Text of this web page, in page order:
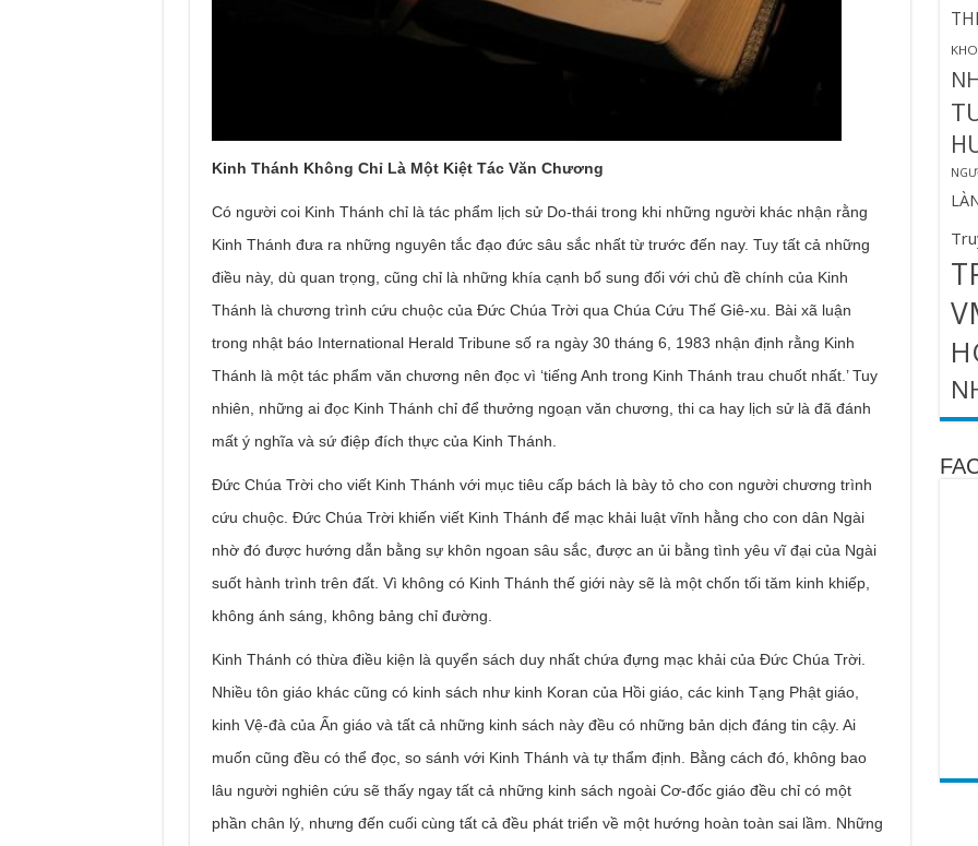
Kinh Thánh Không Chỉ Là Một Kiệt Tác Văn Chương
Có người coi Kinh Thánh chỉ là tác phẩm lịch sử Do-thái trong khi những người khác nhận rằng
Kinh Thánh đưa ra những nguyên tắc đạo đức sâu sắc nhất từ trước đến nay. Tuy tất cả những
điều này, dù quan trọng, cũng chỉ là những khía cạnh bổ sung đối với chủ đề chính của Kinh
Thánh là chương trình cứu chuộc của Ðức Chúa Trời qua Chúa Cứu Thế Giê-xu. Bài xã luận
trong nhật báo International Herald Tribune số ra ngày 30 tháng 6, 1983 nhận định rằng Kinh
Thánh là một tác phẩm văn chương nên đọc vì ‘tiếng Anh trong Kinh Thánh trau chuốt nhất.’ Tuy
nhiên, những ai đọc Kinh Thánh chỉ để thưởng ngoạn văn chương, thi ca hay lịch sử là đã đánh
mất ý nghĩa và sứ điệp đích thực của Kinh Thánh.
Ðức Chúa Trời cho viết Kinh Thánh với mục tiêu cấp bách là bày tỏ cho con người chương trình
cứu chuộc. Ðức Chúa Trời khiến viết Kinh Thánh để mạc khải luật vĩnh hằng cho con dân Ngài
nhờ đó được hướng dẫn bằng sự khôn ngoan sâu sắc, được an ủi bằng tình yêu vĩ đại của Ngài
suốt hành trình trên đất. Vì không có Kinh Thánh thế giới này sẽ là một chốn tối tăm kinh khiếp,
không ánh sáng, không bảng chỉ đường.
Kinh Thánh có thừa điều kiện là quyển sách duy nhất chứa đựng mạc khải của Ðức Chúa Trời.
Nhiều tôn giáo khác cũng có kinh sách như kinh Koran của Hồi giáo, các kinh Tạng Phật giáo,
kinh Vệ-đà của Ấn giáo và tất cả những kinh sách này đều có những bản dịch đáng tin cậy. Ai
muốn cũng đều có thể đọc, so sánh với Kinh Thánh và tự thẩm định. Bằng cách đó, không bao
lâu người nghiên cứu sẽ thấy ngay tất cả những kinh sách ngoài Cơ-đốc giáo đều chỉ có một
phần chân lý, nhưng đến cuối cùng tất cả đều phát triển về một hướng hoàn toàn sai lầm. Những